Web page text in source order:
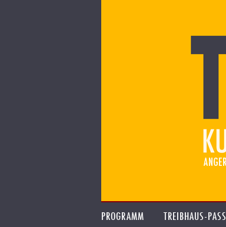
PROGRAMM TREIBHAUS-PASS